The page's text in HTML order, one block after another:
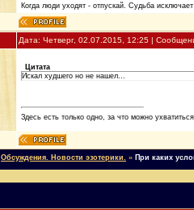
Когда люди уходят - отпускай. Судьба
Дата: Четверг, 02.07.2015, 12:25 |
Цитата
Искал худшего но не нашел...
Здесь есть только одно, за что можно
Обсуждения. Новости эзотерики. » При каких